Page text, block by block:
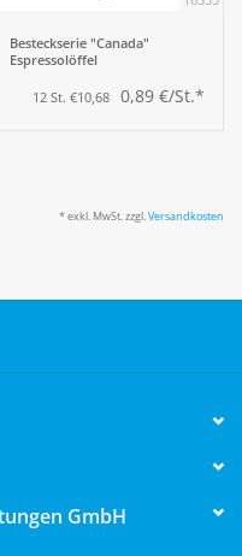
Besteckserie "Canada"
Espressolöffel
12 St. €10,68 0,89 €/St.*
* exkl. MwSt. zzgl.Versandkosten
GmbH